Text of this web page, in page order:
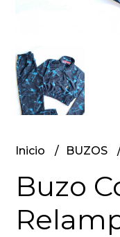
Inicio BUZOS
Buzo